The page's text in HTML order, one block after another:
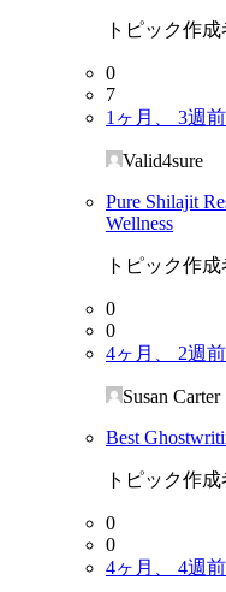
トピック作成
0
7
1ヶ月、 3週前
Valid4sure
Pure Shilajit
Wellness
トピック作成
0
0
4ヶ月、 2週前
Susan Carter
Best
トピック作成
0
0
4ヶ月、 4週前